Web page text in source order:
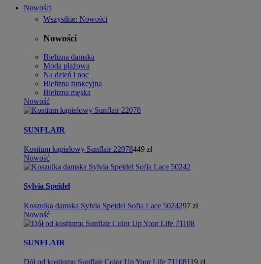
Nowości
Wszystkie: Nowości
Nowości
Bielizna damska
Moda plażowa
Na dzień i noc
Bielizna funkcyjna
Bielizna męska
Nowość
SUNFLAIR
Kostium kąpielowy Sunflair 22078449 zł
Nowość
Sylvia Speidel
Koszulka damska Sylvia Speidel Sofia Lace 5024297 zł
Nowość
SUNFLAIR
Dół od kostiumu Sunflair Color Up Your Life 71108119 zł